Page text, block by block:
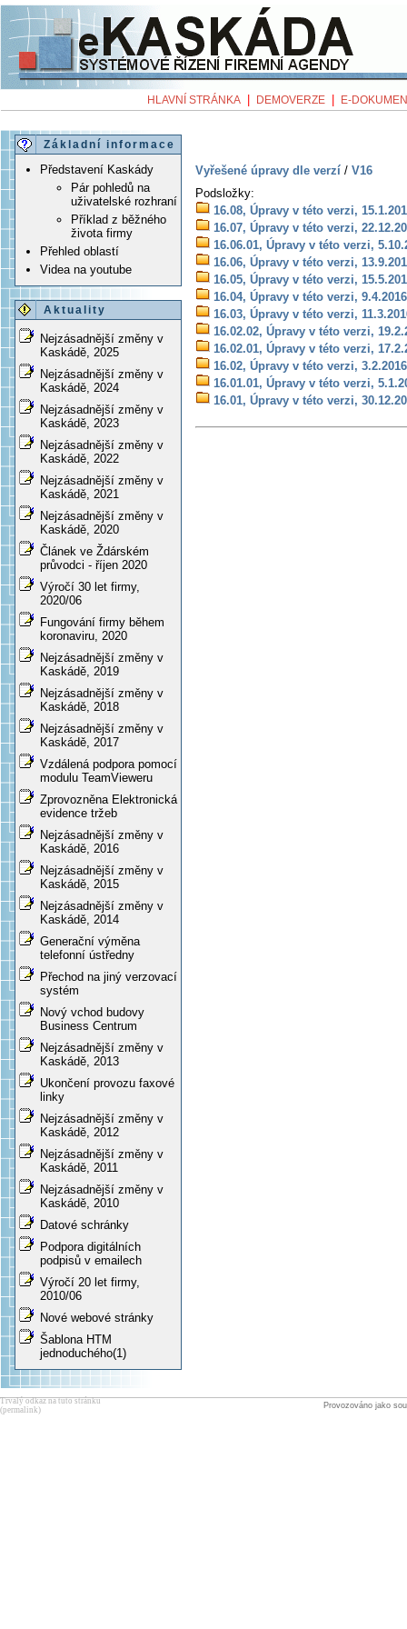
HLAVNÍ STRÁNKA DEMOVERZE E-
Základní informace
Představení Kaskády
Pár pohledů na
uživatelské rozhraní
Příklad z běžného
života firmy
Přehled oblastí
Videa na youtube
Aktuality
Nejzásadnější změny v
Kaskádě, 2025
Nejzásadnější změny v
Kaskádě, 2024
Nejzásadnější změny v
Kaskádě, 2023
Nejzásadnější změny v
Kaskádě, 2022
Nejzásadnější změny v
Kaskádě, 2021
Nejzásadnější změny v
Kaskádě, 2020
Článek ve Ždárském
průvodci - říjen 2020
Výročí 30 let firmy,
2020/06
Fungování firmy během
koronaviru, 2020
Nejzásadnější změny v
Kaskádě, 2019
Nejzásadnější změny v
Kaskádě, 2018
Nejzásadnější změny v
Kaskádě, 2017
Vzdálená podpora pomocí
modulu TeamVieweru
Zprovozněna Elektronická
evidence tržeb
Nejzásadnější změny v
Kaskádě, 2016
Nejzásadnější změny v
Kaskádě, 2015
Nejzásadnější změny v
Kaskádě, 2014
Generační výměna
telefonní ústředny
Přechod na jiný verzovací
systém
Nový vchod budovy
Business Centrum
Nejzásadnější změny v
Kaskádě, 2013
Ukončení provozu faxové
linky
Nejzásadnější změny v
Kaskádě, 2012
Nejzásadnější změny v
Kaskádě, 2011
Nejzásadnější změny v
Kaskádě, 2010
Datové schránky
Podpora digitálních
podpisů v emailech
Výročí 20 let firmy,
2010/06
Nové webové stránky
Šablona HTM
jednoduchého(1)
Vyřešené úpravy dle verzí / V16
Podsložky:
16.08, Úpravy v této verzi,
16.07, Úpravy v této verzi,
16.06.01, Úpravy v této verzi,
16.06, Úpravy v této verzi,
16.05, Úpravy v této verzi,
16.04, Úpravy v této verzi, 9.4.2016
16.03, Úpravy v této verzi,
16.02.02, Úpravy v této verzi,
16.02.01, Úpravy v této verzi,
16.02, Úpravy v této verzi, 3.2.2016
16.01.01, Úpravy v této verzi,
16.01, Úpravy v této verzi,
Provozováno jako
Trvalý odkaz na tuto stránku
(permalink)